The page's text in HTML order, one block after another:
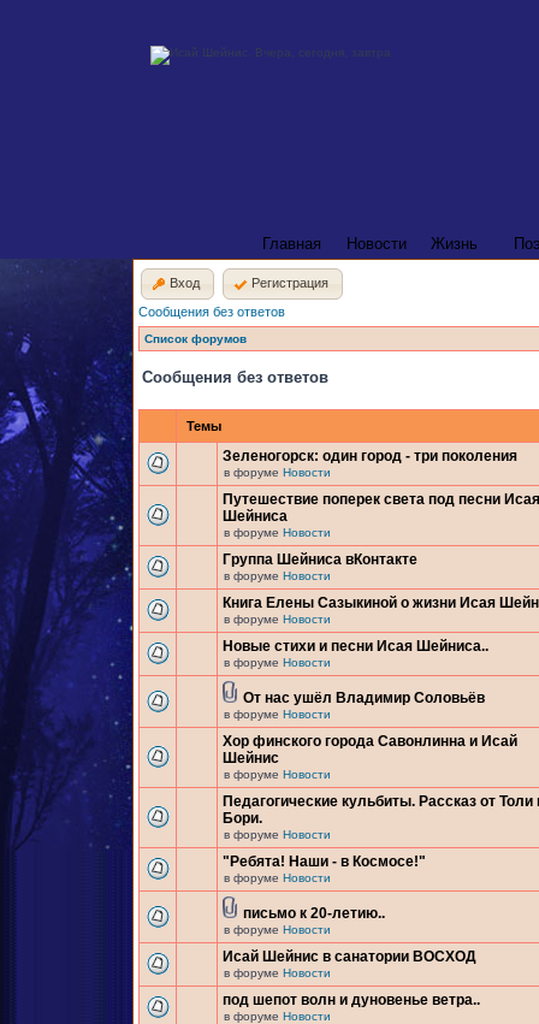
Главная Новости Жизнь
Вход
Регистрация
Сообщения без ответов
Список форумов
Сообщения без ответов
Темы
Зеленогорск: один город - три поколения
в форуме Новости
Путешествие поперек света под песни Исая
Шейниса
в форуме Новости
Группа Шейниса вКонтакте
в форуме Новости
Книга Елены Сазыкиной о жизни Исая
в форуме Новости
Новые стихи и песни Исая Шейниса..
в форуме Новости
От нас ушёл Владимир Соловьёв
в форуме Новости
Хор финского города Савонлинна и Исай
Шейнис
в форуме Новости
Педагогические кульбиты. Рассказ от Толи
Бори.
в форуме Новости
"Ребята! Наши - в Космосе!"
в форуме Новости
письмо к 20-летию..
в форуме Новости
Исай Шейнис в санатории ВОСХОД
в форуме Новости
под шепот волн и дуновенье ветра..
в форуме Новости